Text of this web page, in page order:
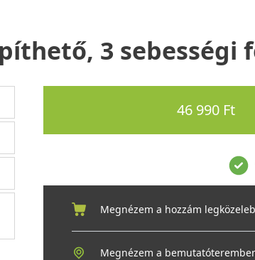
3 sebességi
46 990 Ft
Megnézem a hozzám
Megnézem a